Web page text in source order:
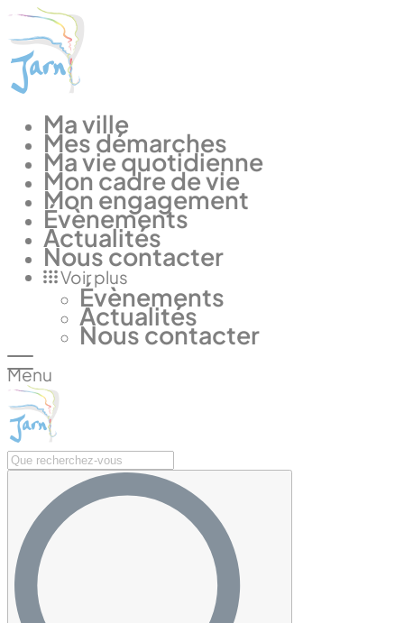
Panneau de gestion des cookies
Ma ville
Mes démarches
Ma vie quotidienne
Mon cadre de vie
Mon engagement
Évènements
Actualités
Nous contacter
Voir plus
Évènements
Actualités
Nous contacter
Menu